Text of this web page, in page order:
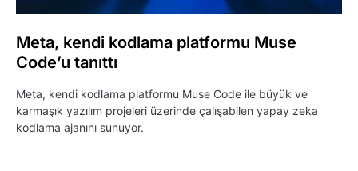
Meta, kendi kodlama platformu Muse
Code’u tanıttı
Meta, kendi kodlama platformu Muse Code ile büyük ve
karmaşık yazılım projeleri üzerinde çalışabilen yapay zeka
kodlama ajanını sunuyor.